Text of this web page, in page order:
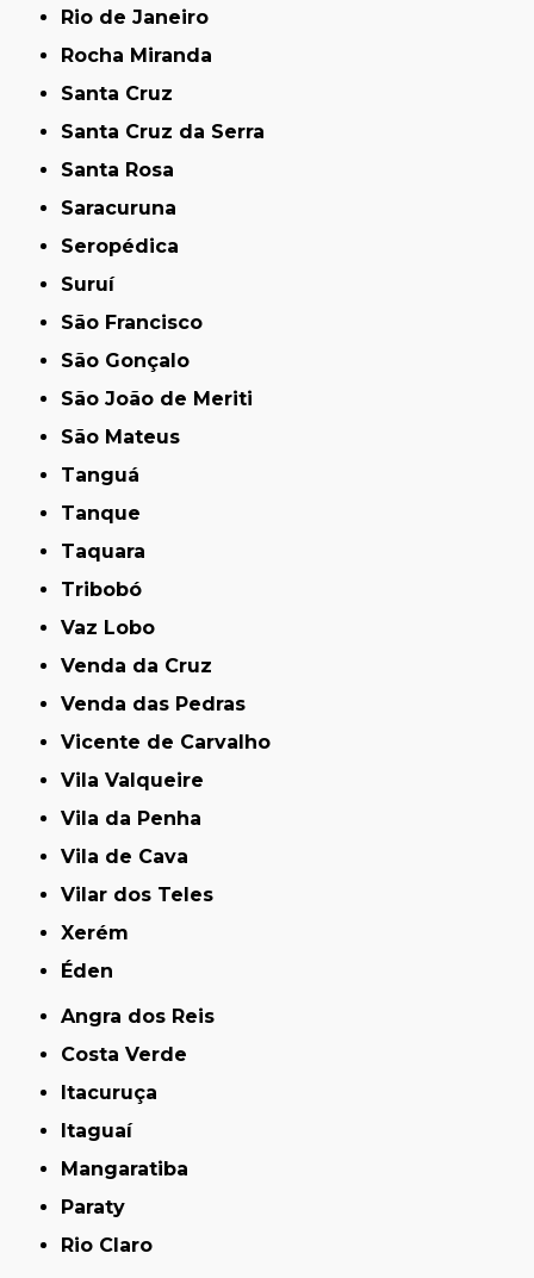
Rio de Janeiro
Rocha Miranda
Santa Cruz
Santa Cruz da Serra
Santa Rosa
Saracuruna
Seropédica
Suruí
São Francisco
São Gonçalo
São João de Meriti
São Mateus
Tanguá
Tanque
Taquara
Tribobó
Vaz Lobo
Venda da Cruz
Venda das Pedras
Vicente de Carvalho
Vila Valqueire
Vila da Penha
Vila de Cava
Vilar dos Teles
Xerém
Éden
Angra dos Reis
Costa Verde
Itacuruça
Itaguaí
Mangaratiba
Paraty
Rio Claro